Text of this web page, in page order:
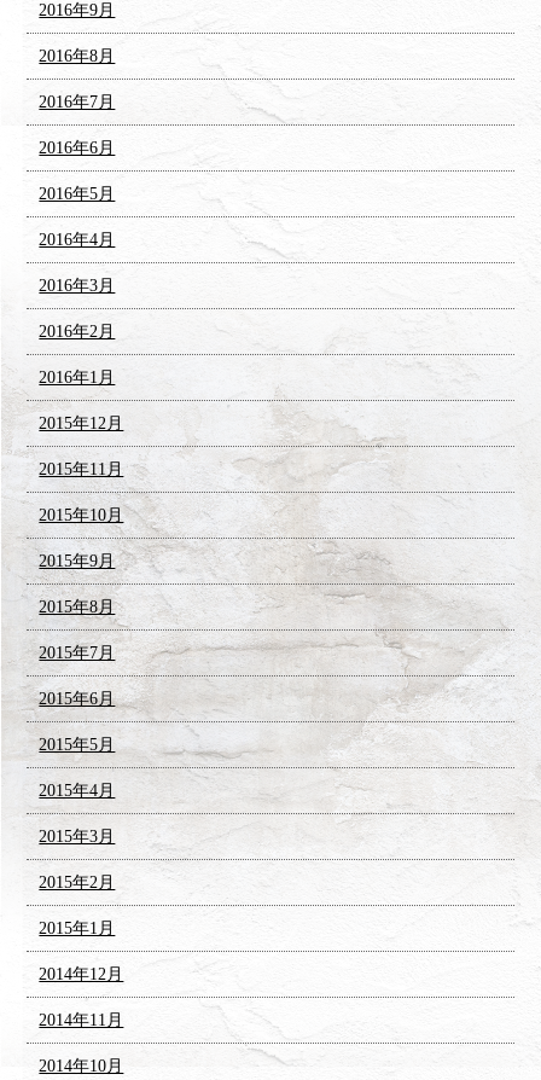
2016年9月
2016年8月
2016年7月
2016年6月
2016年5月
2016年4月
2016年3月
2016年2月
2016年1月
2015年12月
2015年11月
2015年10月
2015年9月
2015年8月
2015年7月
2015年6月
2015年5月
2015年4月
2015年3月
2015年2月
2015年1月
2014年12月
2014年11月
2014年10月